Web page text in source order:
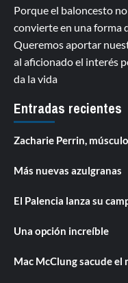
Porque el baloncesto
convierte en una forma
Queremos aportar
al aficionado el interés
da la vida
Entradas recientes
Zacharie Perrin,
Más nuevas azulgranas
El Palencia lanza su
Una opción increíble
Mac McClung sacude el